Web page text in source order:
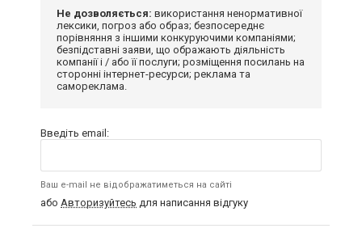
Не дозволяється: використання ненормативної
лексики, погроз або образ; безпосереднє
порівняння з іншими конкуруючими компаніями;
безпідставні заяви, що ображають діяльність
компанії і / або її послуги; розміщення посилань на
сторонні інтернет-ресурси; реклама та
самореклама.
Введіть email:
Ваш e-mail не відображатиметься на сайті
або Авторизуйтесь для написання відгуку